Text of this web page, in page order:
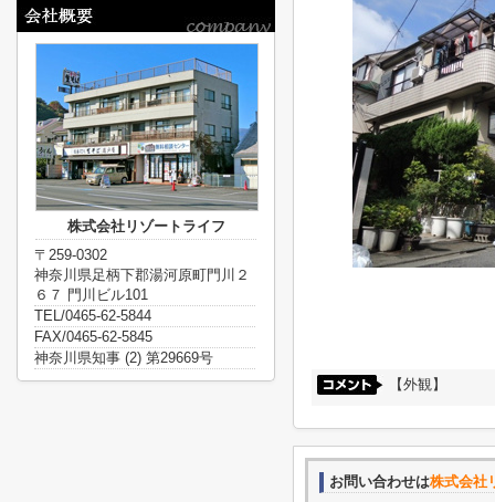
【外観】
お問い合わせは株式会社
株式会社リゾートライフ
〒259-0302
神奈川県足柄下郡湯河原町門川２
６７ 門川ビル101
TEL/0465-62-5844
FAX/0465-62-5845
神奈川県知事 (2) 第29669号